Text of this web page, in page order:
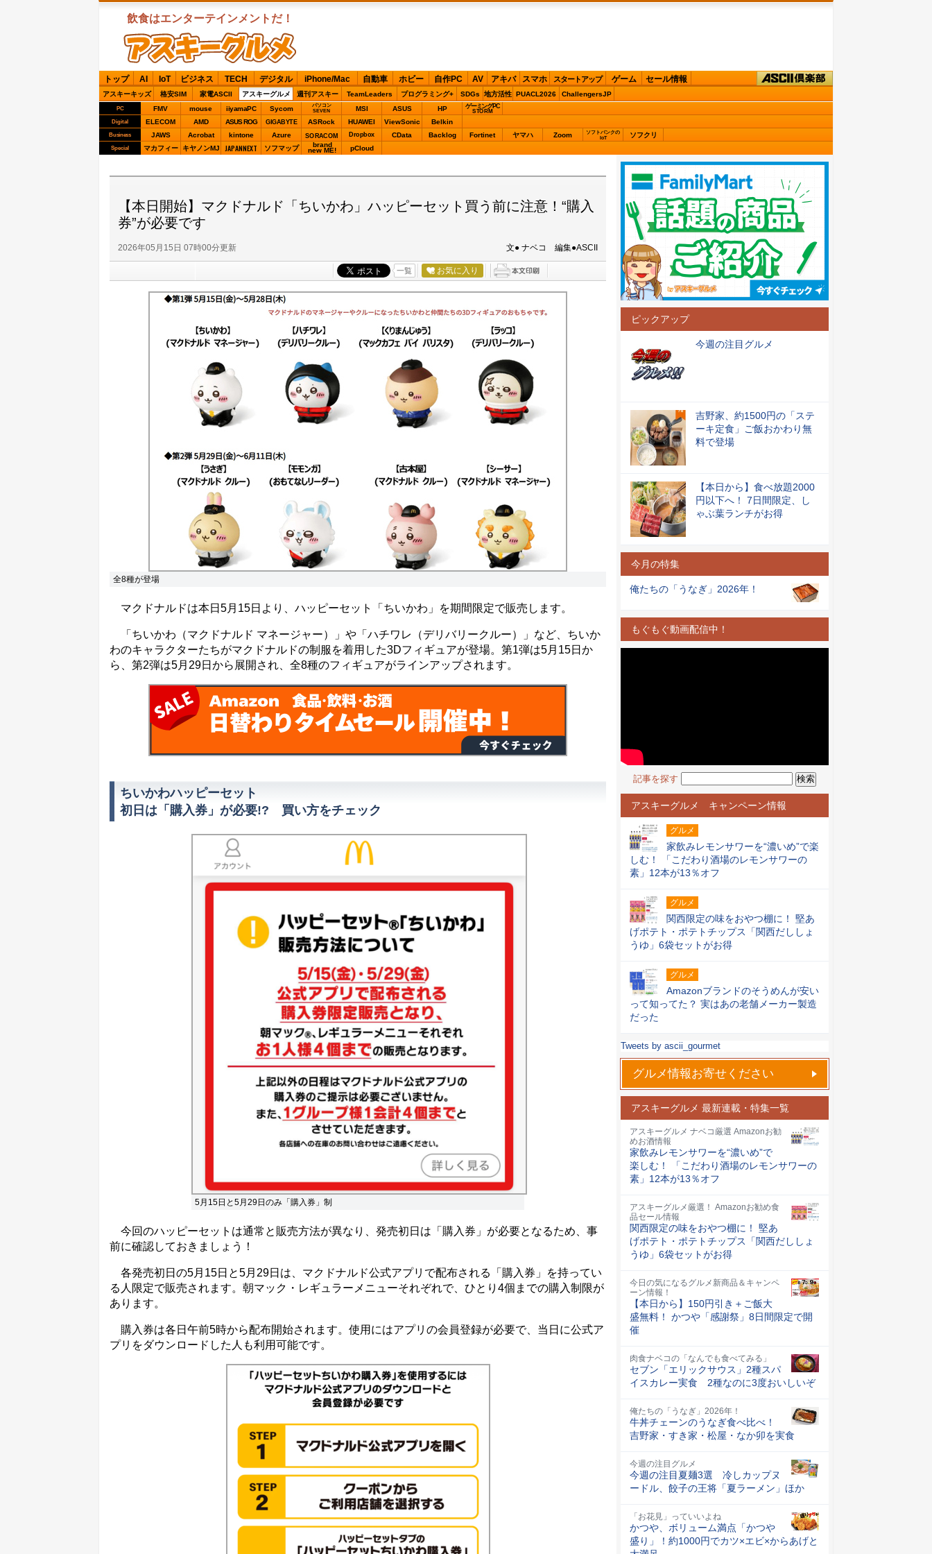
飲食はエンターテインメントだ！
ASCIIグルメ
トップ AI IoT ビジネス TECH デジタル iPhone/Mac 自動車 ホビー 自作PC AV アキバ スマホ スタートアップ ゲーム セール情報
アスキーキッズ 格安SIM 家電ASCII アスキーグルメ 週刊アスキー TeamLeaders プログラミング+ SDGs 地方活性 PUACL2026 ChallengersJP
PC FMV mouse iiyamaPC Sycom
パソコン
SEVEN
MSI ASUS HP ゲーミングPC
STORM
Digital ELECOM AMD ASUS ROG GIGABYTE ASRock HUAWEI ViewSonic Belkin
Business JAWS Acrobat kintone Azure SORACOM Dropbox CData Backlog Fortinet ヤマハ Zoom
ソフトバンクの
IoT
ソフクリ
Special マカフィー キヤノンMJ JAPANNEXT ソフマップ brand
new ME! pCloud
【本日開始】マクドナルド「ちいかわ」ハッピーセット買う前に注意！“購入
券”が必要です
2026年05月15日 07時00分更新 文● ナベコ 編集●ASCII
一覧 お気に入り
全8種が登場
マクドナルドは本日5月15日より、ハッピーセット「ちいかわ」を期間限定で販売します。
「ちいかわ（マクドナルド マネージャー）」や「ハチワレ（デリバリークルー）」など、ちいか
わのキャラクターたちがマクドナルドの制服を着用した3Dフィギュアが登場。第1弾は5月15日か
ら、第2弾は5月29日から展開され、全8種のフィギュアがラインアップされます。
ちいかわハッピーセット
初日は「購入券」が必要!? 買い方をチェック
5月15日と5月29日のみ「購入券」制
今回のハッピーセットは通常と販売方法が異なり、発売初日は「購入券」が必要となるため、事
前に確認しておきましょう！
各発売初日の5月15日と5月29日は、マクドナルド公式アプリで配布される「購入券」を持ってい
る人限定で販売されます。朝マック・レギュラーメニューそれぞれで、ひとり4個までの購入制限が
あります。
購入券は各日午前5時から配布開始されます。使用にはアプリの会員登録が必要で、当日に公式ア
プリをダウンロードした人も利用可能です。
ピックアップ
今週の注目グルメ
吉野家、約1500円の「ステ
ーキ定食」ご飯おかわり無
料で登場
【本日から】食べ放題2000
円以下へ！ 7日間限定、し
ゃぶ葉ランチがお得
今月の特集
俺たちの「うなぎ」2026年！
もぐもぐ動画配信中！
記事を探す
アスキーグルメ キャンペーン情報
グルメ
家飲みレモンサワーを“濃いめ”で楽
しむ！ 「こだわり酒場のレモンサワーの
素」12本が13％オフ
グルメ
関西限定の味をおやつ棚に！ 堅あ
げポテト・ポテトチップス「関西だししょ
うゆ」6袋セットがお得
グルメ
Amazonブランドのそうめんが安い
って知ってた？ 実はあの老舗メーカー製造
だった
Tweets by ascii_gourmet
グルメ情報お寄せください
アスキーグルメ 最新連載・特集一覧
アスキーグルメ ナベコ厳選 Amazonお勧
めお酒情報
家飲みレモンサワーを“濃いめ”で
楽しむ！ 「こだわり酒場のレモンサワーの
素」12本が13％オフ
アスキーグルメ厳選！ Amazonお勧め食
品セール情報
関西限定の味をおやつ棚に！ 堅あ
げポテト・ポテトチップス「関西だししょ
うゆ」6袋セットがお得
今日の気になるグルメ新商品＆キャンペ
ーン情報！
【本日から】150円引き＋ご飯大
盛無料！ かつや「感謝祭」8日間限定で開
催
肉食ナベコの「なんでも食べてみる」
セブン「エリックサウス」2種スパ
イスカレー実食 2種なのに3度おいしいぞ
俺たちの「うなぎ」2026年！
牛丼チェーンのうなぎ食べ比べ！
吉野家・すき家・松屋・なか卯を実食
今週の注目グルメ
今週の注目夏麺3選 冷しカップヌ
ードル、餃子の王将「夏ラーメン」ほか
「お花見」っていいよね
かつや、ボリューム満点「かつや
盛り」！約1000円でカツ×エビ×からあげと